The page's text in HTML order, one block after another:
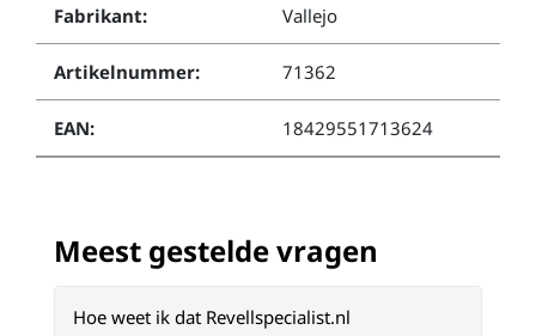
Fabrikant: Vallejo
Artikelnummer: 71362
EAN: 18429551713624
Meest gestelde vragen
Hoe weet ik dat Revellspecialist.nl